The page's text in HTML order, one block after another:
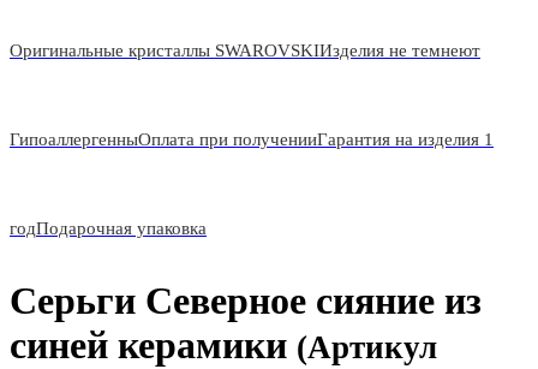
Оригинальные кристаллы SWAROVSKIИзделия не темнеют
ГипоаллергенныОплата при полученииГарантия на изделия 1
годПодарочная упаковка
Серьги Северное сияние из
синей керамики (Артикул